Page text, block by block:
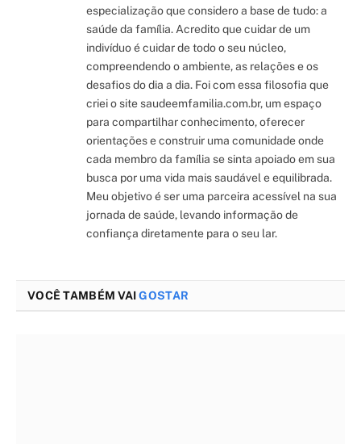
especialização que considero a base de tudo: a
saúde da família. Acredito que cuidar de um
indivíduo é cuidar de todo o seu núcleo,
compreendendo o ambiente, as relações e os
desafios do dia a dia. Foi com essa filosofia que
criei o site saudeemfamilia.com.br, um espaço
para compartilhar conhecimento, oferecer
orientações e construir uma comunidade onde
cada membro da família se sinta apoiado em sua
busca por uma vida mais saudável e equilibrada.
Meu objetivo é ser uma parceira acessível na sua
jornada de saúde, levando informação de
confiança diretamente para o seu lar.
VOCÊ TAMBÉM VAIGOSTAR